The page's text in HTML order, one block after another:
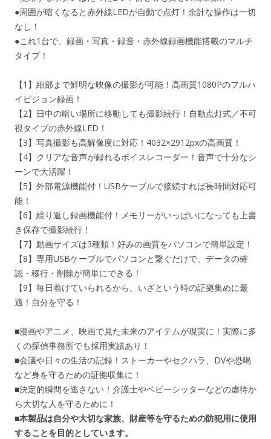
●周囲が暗くなると赤外線LEDが自動で点灯！余計な操作は一切
なし！
●これ1台で、録画・写真・録音・赤外線録画機能搭載のマルチ
タイプ！
【1】細部まで鮮明な映像の撮影が可能！高画質1080Pのフルハ
イビジョン録画！
【2】日中の暗い場所に移動しても撮影続行！自動点灯式／不可
視タイプの赤外線LED！
【3】写真撮影も高解像度に対応！4032×2912pxの高画質！
【4】クリアな音声が録れるボイスレコーダー！音声で十分なシ
ーンで大活躍！
【5】外部電源機能付！USBケーブルで接続すれば長時間対応可
能！
【6】繰り返し録画機能付！メモリーがいっぱいになっても上書
き保存で撮影続行！
【7】動画サイズは3種類！好みの画質をパソコンで簡単設定！
【8】専用USBケーブルでパソコンと繋ぐだけで、データの確
認・移行・削除が簡単にできる！
【9】毎日着けていられるから、いざという時の証拠集めに最
適！自分を守る！
■漫画やアニメ、映画で見た未来のアイテムが現実に！実際に多
くの探偵事務所でも採用実績あり！
■会議や日々の生活の記録！ストーカーやセクハラ、DVや恐喝
など身を守るための証拠収集に！
■決定的瞬間を逃さない！介護士やベビーシッターなどの虐待か
ら大切な人を守るために！
■本製品は自分や大切な家族、財産等を守るための防犯用に使用
することを目的としています。